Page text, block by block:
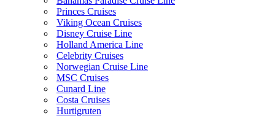
Princes Cruises
Viking Ocean Cruises
Disney Cruise Line
Holland America Line
Celebrity Cruises
Norwegian Cruise Line
MSC Cruises
Cunard Line
Costa Cruises
Hurtigruten